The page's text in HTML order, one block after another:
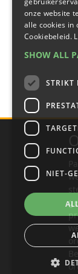
onze website
alle cookies in
Cookiebeleid.
SHOW ALL
STRIKT
NIET-